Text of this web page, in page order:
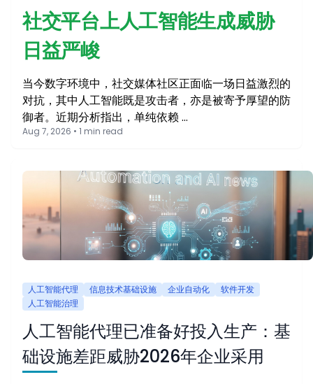
社交平台上人工智能生成威胁
日益严峻
当今数字环境中，社交媒体社区正面临一场日益激烈的
对抗，其中人工智能既是攻击者，亦是被寄予厚望的防
御者。近期分析指出，单纯依赖 …
Aug 7, 2026 • 1 min read
人工智能代理 信息技术基础设施 企业自动化
软件开发
人工智能治理
人工智能代理已准备好投入生产：基
础设施差距威胁2026年企业采用